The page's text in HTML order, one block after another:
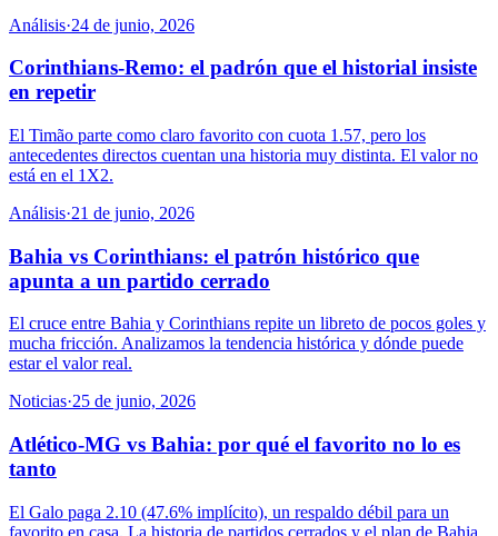
Análisis·24 de junio, 2026
Corinthians-Remo: el padrón que el historial insiste
en repetir
El Timão parte como claro favorito con cuota 1.57, pero los
antecedentes directos cuentan una historia muy distinta. El valor no
está en el 1X2.
Análisis·21 de junio, 2026
Bahia vs Corinthians: el patrón histórico que
apunta a un partido cerrado
El cruce entre Bahia y Corinthians repite un libreto de pocos goles y
mucha fricción. Analizamos la tendencia histórica y dónde puede
estar el valor real.
Noticias·25 de junio, 2026
Atlético-MG vs Bahia: por qué el favorito no lo es
tanto
El Galo paga 2.10 (47.6% implícito), un respaldo débil para un
favorito en casa. La historia de partidos cerrados y el plan de Bahia